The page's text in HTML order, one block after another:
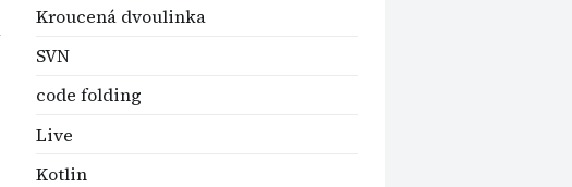
Kroucená dvoulinka
SVN
code folding
Live
Kotlin